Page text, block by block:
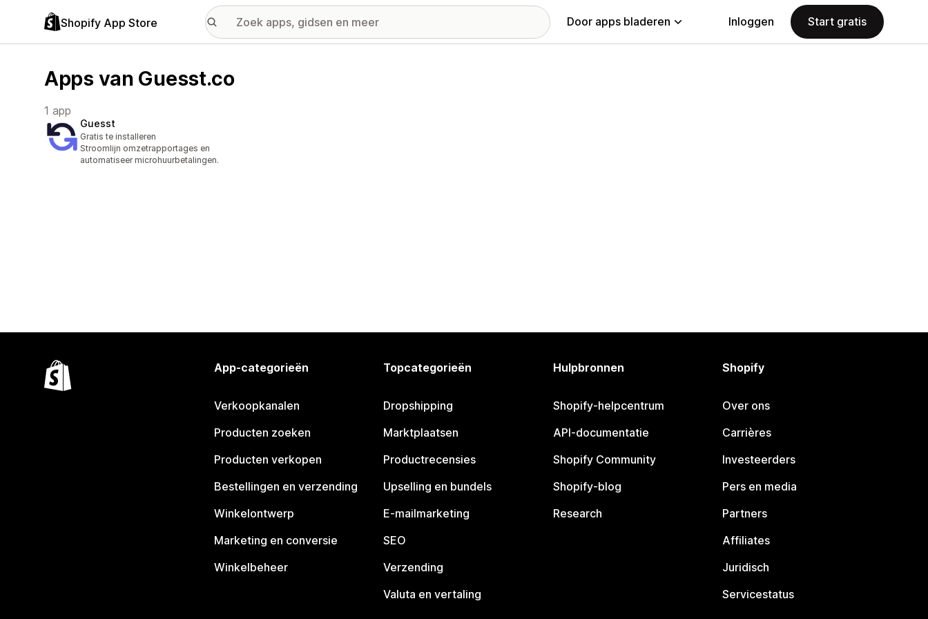
Shopify App Store Door apps bladeren Inloggen Start gratis
Apps van Guesst.co
1 app
Guesst
Gratis te installeren
Stroomlijn omzetrapportages en
automatiseer microhuurbetalingen.
App-categorieën
Verkoopkanalen
Producten zoeken
Producten verkopen
Bestellingen en verzending
Winkelontwerp
Marketing en conversie
Winkelbeheer
Topcategorieën
Dropshipping
Marktplaatsen
Productrecensies
Upselling en bundels
E-mailmarketing
SEO
Verzending
Valuta en vertaling
Hulpbronnen
Shopify-helpcentrum
API-documentatie
Shopify Community
Shopify-blog
Research
Shopify
Over ons
Carrières
Investeerders
Pers en media
Partners
Affiliates
Juridisch
Servicestatus